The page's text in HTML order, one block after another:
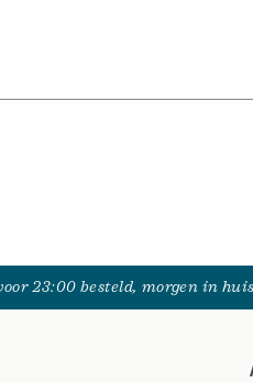
23:00 besteld, morgen in huis